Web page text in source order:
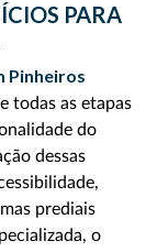
PARA
Pinheiros
todas as etapas
do
dessas
prediais
o